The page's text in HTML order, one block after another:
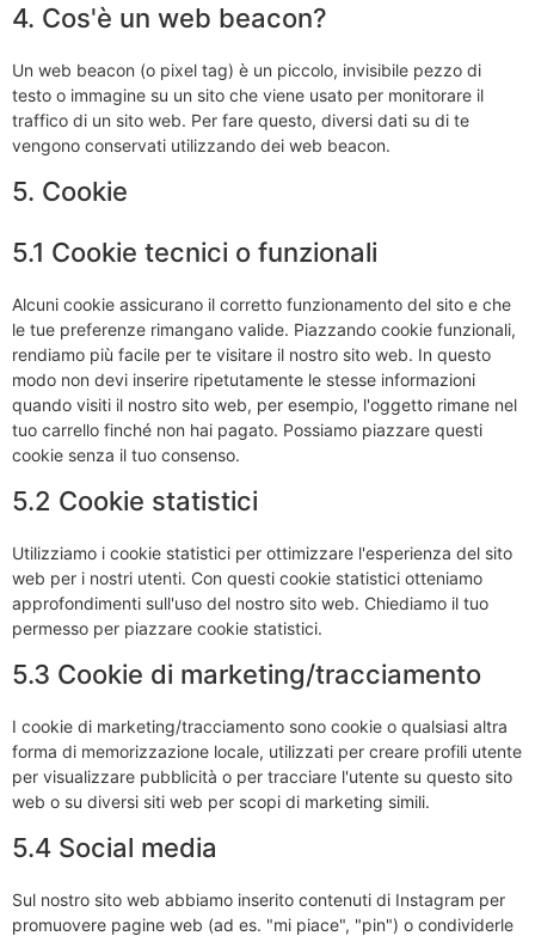
4. Cos'è un web beacon?
Un web beacon (o pixel tag) è un piccolo, invisibile pezzo di
testo o immagine su un sito che viene usato per monitorare il
traffico di un sito web. Per fare questo, diversi dati su di te
vengono conservati utilizzando dei web beacon.
5. Cookie
5.1 Cookie tecnici o funzionali
Alcuni cookie assicurano il corretto funzionamento del sito e che
le tue preferenze rimangano valide. Piazzando cookie funzionali,
rendiamo più facile per te visitare il nostro sito web. In questo
modo non devi inserire ripetutamente le stesse informazioni
quando visiti il nostro sito web, per esempio, l'oggetto rimane nel
tuo carrello finché non hai pagato. Possiamo piazzare questi
cookie senza il tuo consenso.
5.2 Cookie statistici
Utilizziamo i cookie statistici per ottimizzare l'esperienza del sito
web per i nostri utenti. Con questi cookie statistici otteniamo
approfondimenti sull'uso del nostro sito web. Chiediamo il tuo
permesso per piazzare cookie statistici.
5.3 Cookie di marketing/tracciamento
I cookie di marketing/tracciamento sono cookie o qualsiasi altra
forma di memorizzazione locale, utilizzati per creare profili utente
per visualizzare pubblicità o per tracciare l'utente su questo sito
web o su diversi siti web per scopi di marketing simili.
5.4 Social media
Sul nostro sito web abbiamo inserito contenuti di Instagram per
promuovere pagine web (ad es. "mi piace", "pin") o condividerle